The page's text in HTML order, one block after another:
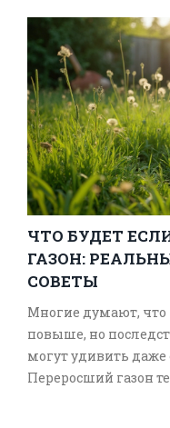
ЧТО БУДЕТ
ГАЗОН:
СОВЕТЫ
Многие думают, что
повыше, но
могут удивить
Переросший газон